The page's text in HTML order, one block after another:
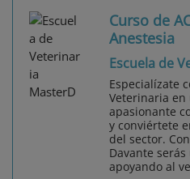
Curso de
Anestesia
Escuela de
Especialízate
Veterinaria
apasionante
y conviértete
del sector.
Davante
apoyando al